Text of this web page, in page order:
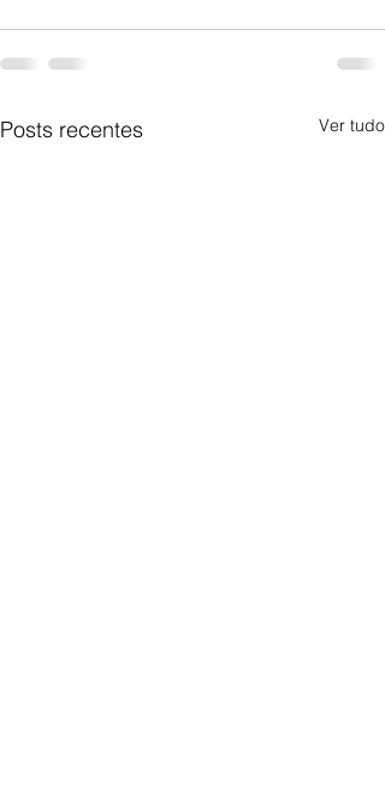
Posts recentes Ver tudo